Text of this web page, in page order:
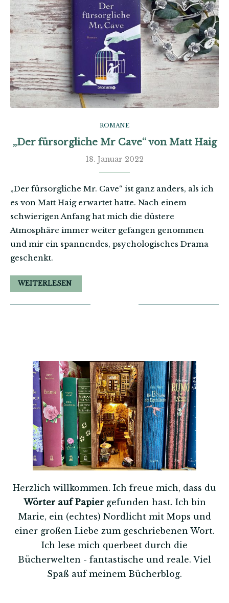
ROMANE
„Der fürsorgliche Mr Cave“ von Matt Haig
18. Januar 2022
„Der fürsorgliche Mr. Cave“ ist ganz anders, als ich
es von Matt Haig erwartet hatte. Nach einem
schwierigen Anfang hat mich die düstere
Atmosphäre immer weiter gefangen genommen
und mir ein spannendes, psychologisches Drama
geschenkt.
WEITERLESEN
Herzlich willkommen. Ich freue mich, dass du
Wörter auf Papiergefunden hast. Ich bin
Marie, ein (echtes) Nordlicht mit Mops und
einer großen Liebe zum geschriebenen Wort.
Ich lese mich querbeet durch die
Bücherwelten - fantastische und reale. Viel
Spaß auf meinem Bücherblog.